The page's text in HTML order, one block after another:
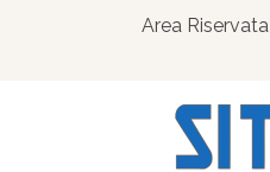
Area Riservata